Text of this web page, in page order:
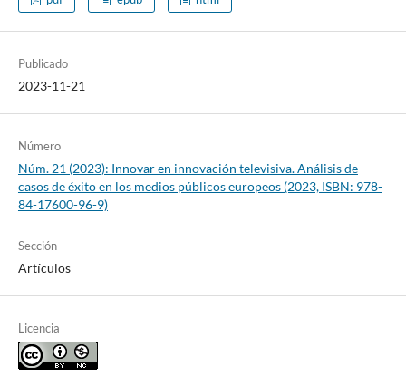
Publicado
2023-11-21
Número
Núm. 21 (2023): Innovar en innovación televisiva. Análisis de
casos de éxito en los medios públicos europeos (2023, ISBN: 978-
84-17600-96-9)
Sección
Artículos
Licencia